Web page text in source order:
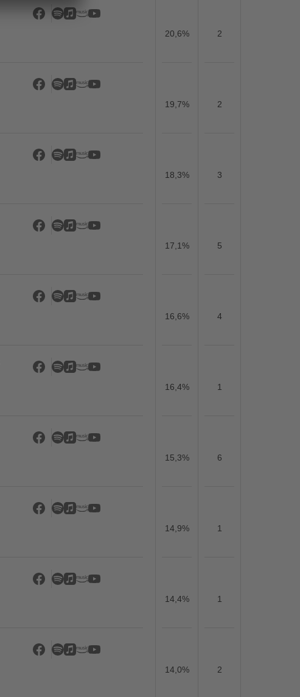
20,6% 2
19,7% 2
18,3% 3
17,1% 5
16,6% 4
16,4% 1
15,3% 6
14,9% 1
14,4% 1
14,0% 2